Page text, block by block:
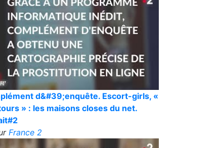
d&#39;enquête. Escort-girls, «
» : les maisons closes du net.
France 2